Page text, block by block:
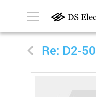
Re: D2-50